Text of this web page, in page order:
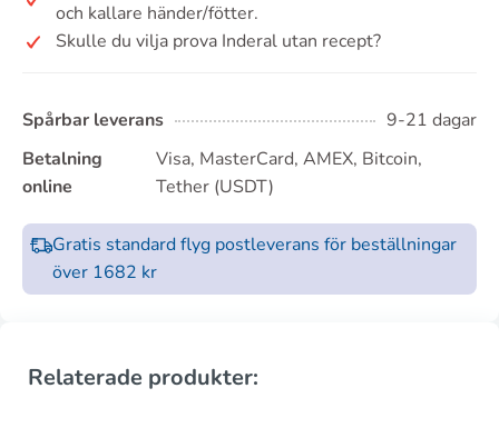
och kallare händer/fötter.
Skulle du vilja prova Inderal utan recept?
Spårbar leverans
9-21 dagar
Betalning
online
Visa, MasterCard, AMEX, Bitcoin,
Tether (USDT)
Gratis standard flyg postleverans för beställningar
över 1682 kr
Relaterade produkter: